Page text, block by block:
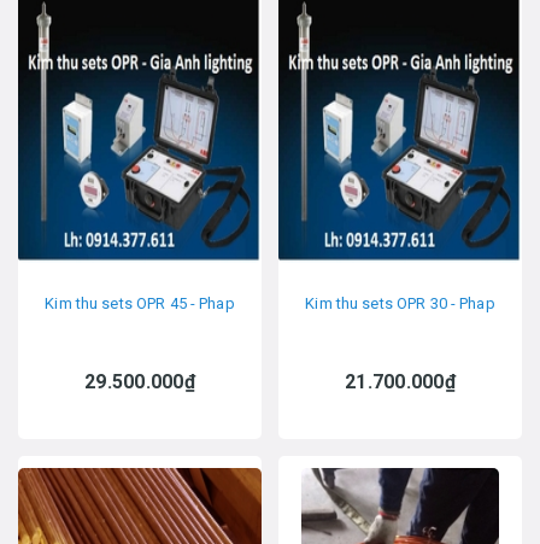
Kim thu sets OPR 45 - Phap
29.500.000₫
Kim thu sets OPR 30 - Phap
21.700.000₫